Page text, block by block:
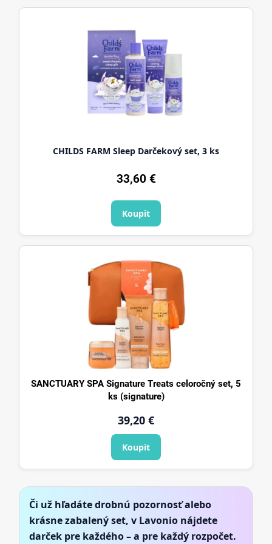
CHILDS FARM Sleep Darčekový set, 3 ks
33,60 €
Koupit
SANCTUARY SPA Signature Treats celoročný set, 5
ks (signature)
39,20 €
Koupit
Či už hľadáte drobnú pozornosť alebo
krásne zabalený set, v Lavonio nájdete
darček pre každého – a pre každý rozpočet.